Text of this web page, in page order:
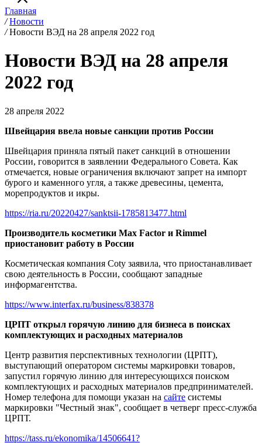
Главная
/ Новости
/ Новости ВЭД на 28 апреля 2022 год
Новости ВЭД на 28 апреля
2022 год
28 апреля 2022
Швейцария ввела новые санкции против России
Швейцария приняла пятый пакет санкций в отношении
России, говорится в заявлении Федерального Совета. Как
отмечается, новые ограничения включают запрет на импорт
бурого и каменного угля, а также древесины, цемента,
морепродуктов и икры.
https://ria.ru/20220427/sanktsii-1785813477.html
Производитель косметики Max Factor и Rimmel
приостановит работу в России
Косметическая компания Coty заявила, что приостанавливает
свою деятельность в России, сообщают западные
информагентства.
https://www.interfax.ru/business/838378
ЦРПТ открыл горячую линию для бизнеса в поисках
комплектующих и расходных материалов
Центр развития перспективных технологии (ЦРПТ),
выступающий оператором системы маркировки товаров,
запустил горячую линию для интересующихся поиском
комплектующих и расходных материалов предпринимателей.
Номер телефона для помощи указан на сайте системы
маркировки "Честный знак", сообщает в четверг пресс-служба
ЦРПТ.
https://tass.ru/ekonomika/14506641?